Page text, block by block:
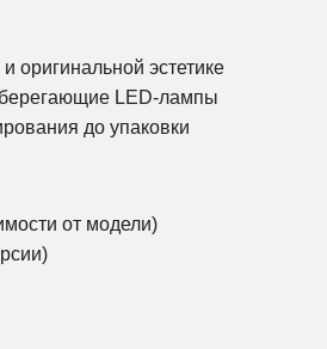
оригинальной эстетике
LED-лампы
до упаковки
от модели)